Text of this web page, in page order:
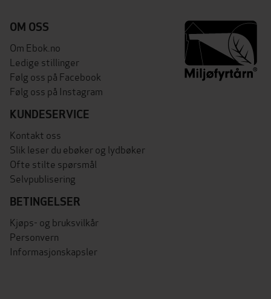
OM OSS
Om Ebok.no
Ledige stillinger
Følg oss på Facebook
Følg oss på Instagram
KUNDESERVICE
Kontakt oss
Slik leser du ebøker og lydbøker
Ofte stilte spørsmål
Selvpublisering
BETINGELSER
Kjøps- og bruksvilkår
Personvern
Informasjonskapsler